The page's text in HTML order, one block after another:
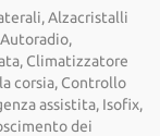
Alzacristalli
Autoradio,
Climatizzatore
corsia, Controllo
assistita, Isofix,
dei